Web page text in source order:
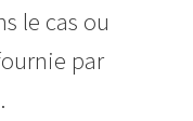
le cas ou
par